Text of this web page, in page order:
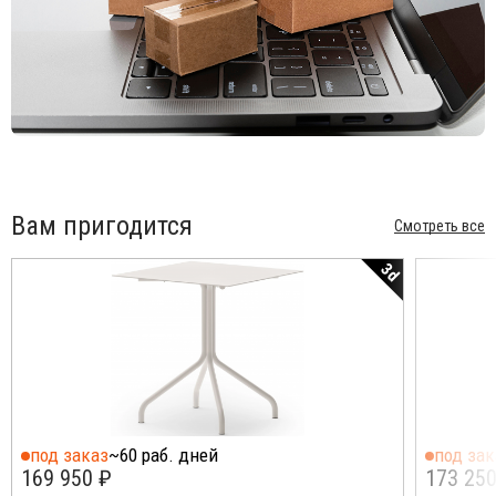
обеспечивают долговечность и устойчивость к внешним
воздействиям, делая коллекцию идеальной для любого
проекта на открытом воздухе.
Обустраиваете ли вы частный сад или офисное помещение,
коллекция Salò 2025 - идеальный выбор для тех, кто ценит
элегантность, универсальность и высочайшее качество.
оазис красоты и комфорта.
Каркас выполнен из алюминия с порошковым покрытием.
указаны в палитре. Выбор алюминия в
устойчивость к погодным условиям и минимальные
требования к уходу, что делает мебель идеальным
выбором для тех, кто ищет высококачественную и
долговечную садовую мебель.
Съемный чехол подушки может быть выполнен из любой
ткани
Unopiu Color Collection
использованием новейших технологий производства,
Вам пригодится Смотреть все
3d
под заказ~60 раб. дней
169 950 ₽
под
173